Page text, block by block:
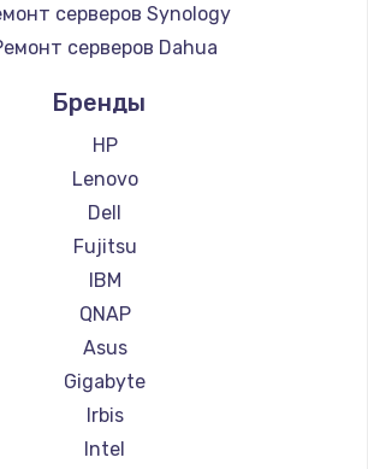
жесткого диска
745 руб.
Заказать
данных
990 руб.
северного моста
2750 руб.
шлейфа матрицы
1095 руб.
серверов Synology
серверов Dahua
Бренды
HP
Lenovo
Dell
Fujitsu
IBM
QNAP
Asus
Gigabyte
Irbis
Intel